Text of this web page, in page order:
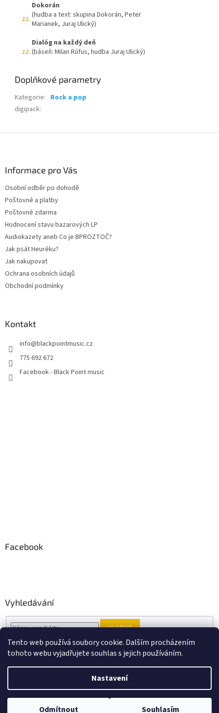
Tento web používá soubory cookie. Dalším procházením
tohoto webu vyjadřujete souhlas s jejich používáním.
Nastavení
Odmítnout Souhlasím
11.
Dokorán
(hudba a text: skupina Dokorán, Peter
Marianek, Juraj Ulický)
12.
Dialóg na každý deň
(báseň: Milan Rúfus, hudba Juraj Ulický)
Doplňkové parametry
Kategorie: Rock a pop
digipack:
Informace pro Vás
Osobní odběr po dohodě
Poštovné a platby
Poštovné zdarma
Hodnocení stavu bazarových LP
Audiokazety aneb Co je BPROZTOČ?
Jak psát Heuréku?
Jak nakupovat
Ochrana osobních údajů
Obchodní podmínky
Kontakt
info@blackpointmusic.cz
775 692 672
Facebook - Black Point music
Facebook
Vyhledávání
HLEDAT
Copyright 2026Black Point music. Všechna práva vyhrazena.
Upravit nastavení cookies